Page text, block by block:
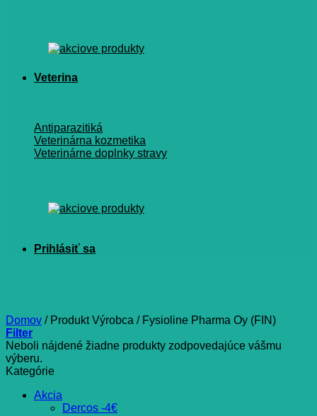
Veterina
Antiparazitiká
Veterinárna kozmetika
Veterinárne doplnky stravy
Domov /Produkt Výrobca /Fysioline Pharma Oy (FIN)
Filter
Neboli nájdené žiadne produkty zodpovedajúce vášmu
výberu.
Kategórie
Akcia
Dercos -4€